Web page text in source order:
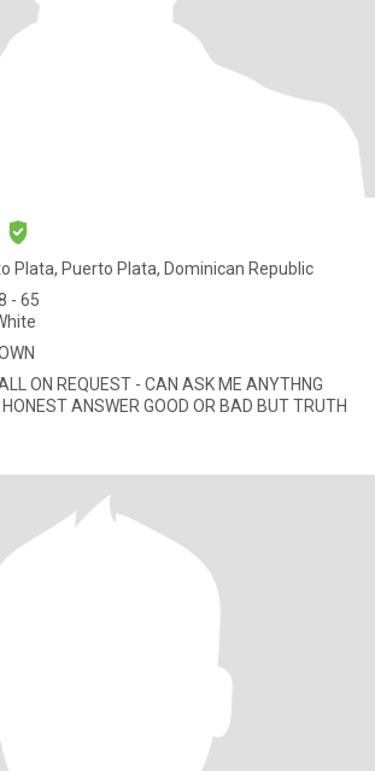
Plata, Puerto Plata, Dominican Republic
- 65
ON REQUEST - CAN ASK ME ANYTHNG
ANSWER GOOD OR BAD BUT TRUTH